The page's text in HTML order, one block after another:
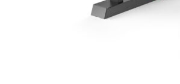
Dụng Cụ Tập Gym
Giàn Tạ Đa Năng